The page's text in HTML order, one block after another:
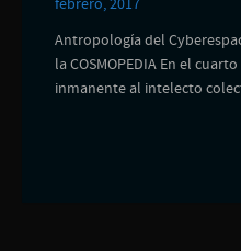
febrero, 2017
Antropología del
la COSMOPEDIA En el
inmanente al intelecto